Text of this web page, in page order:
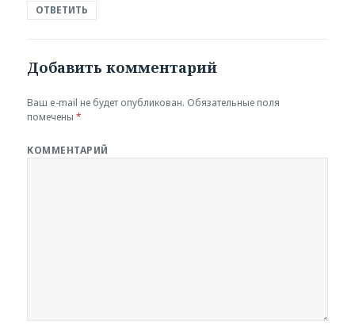
ОТВЕТИТЬ
Добавить комментарий
Ваш e-mail не будет опубликован. Обязательные поля
помечены*
КОММЕНТАРИЙ